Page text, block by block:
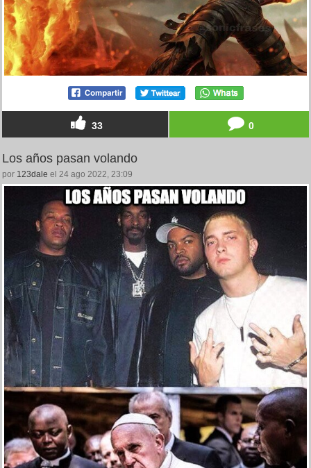
33 0
Los años pasan volando
por 123dale el 24 ago 2022, 23:09